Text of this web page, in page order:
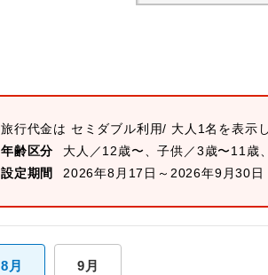
旅行代金は セミダブル利用/ 大人1名を表示
年齢区分
大人／12歳〜、子供／3歳〜11歳
設定期間
2026年8月17日～2026年9月30日
8月 9月